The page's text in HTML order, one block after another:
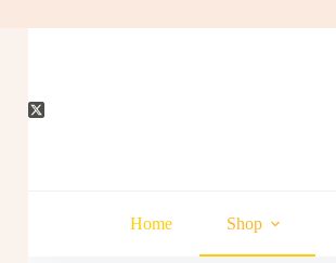
Home Shop